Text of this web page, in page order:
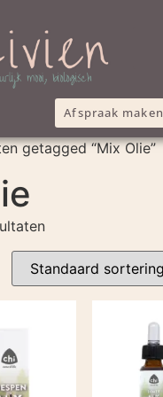
Afspraak maken
getagged “Mix Olie”